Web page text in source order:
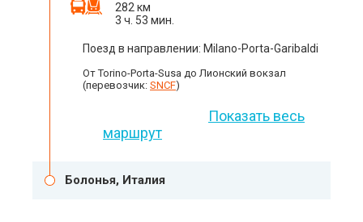
282 км
3 ч. 53 мин.
Поезд в направлении: Milano-Porta-Garibaldi
От Torino-Porta-Susa до Лионский вокзал
(перевозчик: SNCF)
Показать весь
маршрут
Болонья, Италия